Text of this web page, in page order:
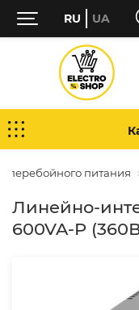
питания
Линейно-
600VA-P
RU UA